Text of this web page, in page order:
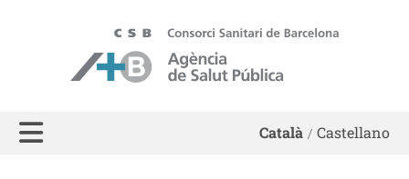
ASPB - Agència de Salut Pública de Barcelona
Català Castellano